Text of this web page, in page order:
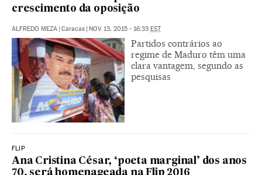
crescimento da oposição
ALFREDO MEZA | Caracas | NOV 13, 2015 - 16:33 EST
Partidos contrários ao
regime de Maduro têm uma
clara vantagem, segundo as
pesquisas
FLIP
Ana Cristina César, ‘poeta marginal’ dos anos
70, será homenageada na Flip 2016